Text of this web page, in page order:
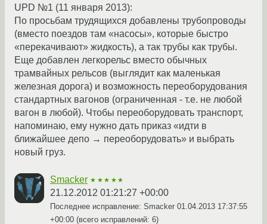
UPD №1 (11 января 2013):
По просьбам трудящихся добавлены трубопроводы
(вместо поездов там «насосы», которые быстро
«перекачивают» жидкость), а так трубы как трубы.
Еще добавлен легкорельс вместо обычных
трамвайных рельсов (выглядит как маленькая
железная дорога) и возможность переоборудования
стандартных вагонов (ограниченная - т.е. не любой
вагон в любой). Чтобы переоборудовать транспорт,
напоминаю, ему нужно дать приказ «идти в
ближайшее депо → переоборудовать» и выбрать
новый груз.
Smacker ★★★★★
21.12.2012 01:21:27 +00:00
Последнее исправление: Smacker 01.04.2013 17:37:55
+00:00 (всего исправлений: 6)